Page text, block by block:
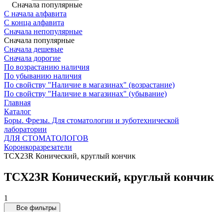
Сначала популярные
С начала алфавита
С конца алфавита
Сначала непопулярные
Сначала популярные
Сначала дешевые
Сначала дорогие
По возрастанию наличия
По убыванию наличия
По свойству "Наличие в магазинах" (возрастание)
По свойству "Наличие в магазинах" (убывание)
Главная
Каталог
Боры. Фрезы. Для стоматологии и зуботехнической
лаборатории
ДЛЯ СТОМАТОЛОГОВ
Коронкоразрезатели
TCX23R Конический, круглый кончик
TCX23R Конический, круглый кончик
1
Все фильтры